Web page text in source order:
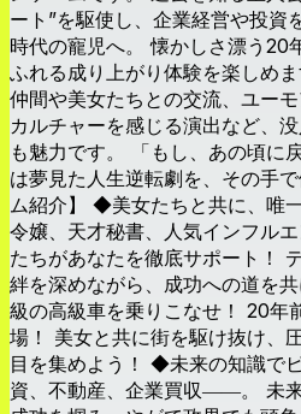
ート”を駆使し、企業経営や投資
時代の寵児へ。 懐かしさ漂う20
ふれる成り上がり体験を楽しめ
仲間や美女たちとの交流、ユー
カルチャーを感じる演出など、
も魅力です。 「もし、あの頃
は夢見た人生逆転劇を、その手
ム紹介】 ◆美女たちと共に、唯
令嬢、天才秘書、人気インフル
たちがあなたを徹底サポート！
絆を深めながら、成功への道を
級の高級車を乗りこなせ！ 20年
場！ 美女と共に街を駆け抜け、
目を集めよう！ ◆未来の知識で
資、不動産、企業買収――。 未